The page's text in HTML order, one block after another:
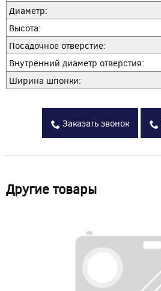
Диаметр:
Высота:
Посадочное отверстие:
Внутренний диаметр отверстия:
Ширина шпонки:
Заказать звонок
Другие товары